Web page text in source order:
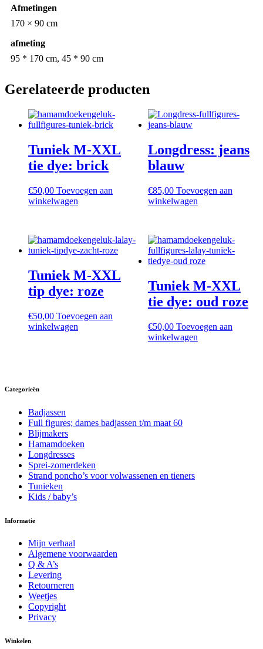
Afmetingen
170 × 90 cm
afmeting
95 * 170 cm, 45 * 90 cm
Gerelateerde producten
Tuniek M-XXL
tie dye: brick
€50,00 Toevoegen aan
winkelwagen
Longdress: jeans
blauw
€85,00 Toevoegen aan
winkelwagen
Tuniek M-XXL
tip dye: roze
€50,00 Toevoegen aan
winkelwagen
Tuniek M-XXL
tie dye: oud roze
€50,00 Toevoegen aan
winkelwagen
Categorieën
Badjassen
Full figures; dames badjassen t/m maat 60
Blijmakers
Hamamdoeken
Longdresses
Sprei-zomerdeken
Strand poncho’s voor volwassenen en tieners
Tunieken
Kids / baby’s
Informatie
Mijn verhaal
Algemene voorwaarden
Q & A’s
Levering
Retourneren
Weetjes
Copyright
Privacy
Winkelen